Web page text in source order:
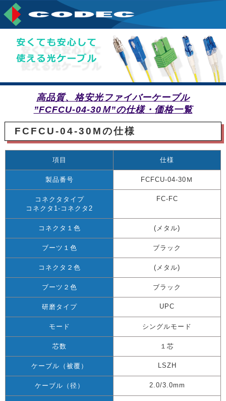
高品質、格安光ファイバーケーブル
”FCFCU-04-30Ｍ”の仕様・価格一覧
FCFCU-04-30Mの仕様
項目 仕様
製品番号 FCFCU-04-30Ｍ
コネクタタイプ
コネクタ1-コネクタ2
FC-FC
コネクタ１色 (メタル)
ブーツ１色 ブラック
コネクタ２色 (メタル)
ブーツ２色 ブラック
研磨タイプ UPC
モード シングルモード
芯数 １芯
ケーブル（被覆） LSZH
ケーブル（径） 2.0/3.0mm